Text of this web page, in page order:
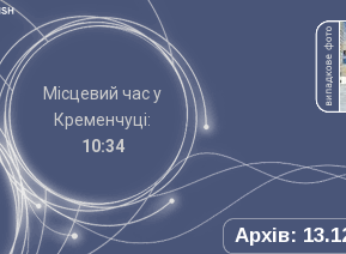
Місцевий час у
Кременчуці:
10:34
Архів: